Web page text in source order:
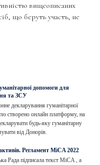
вищеописаних
що беруть участь, не
допомоги для
та ЗСУ
декларування гуманітарної
створено онлайн платформу, на
будь-яку гуманітарну
від Донорів.
Регламент MiCA 2022
Рада підписала текст MiCA , а